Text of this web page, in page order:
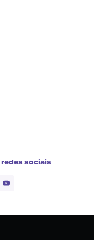
redes sociais